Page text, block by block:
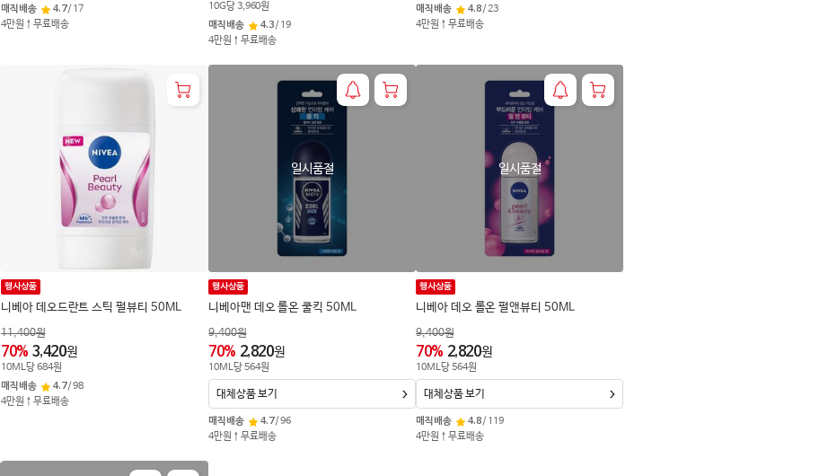
매직배송
4.7/ 17
4만원↑무료배송
10G당3,960원
매직배송
4.3/ 19
4만원↑무료배송
매직배송
4.8/23
4만원↑무료배송
니베아 데오드란트 스틱 펄뷰티 50ML
행사상품
11,400원
70% 3,420원
10ML당684원
매직배송
4.7/98
4만원↑무료배송
니베아맨 데오 롤온 쿨킥 50ML
일시품절
행사상품
9,400원
70% 2,820원
10ML당564원
매직배송 4.7/96
4만원↑무료배송
대체상품 보기
니베아 데오 롤온 펄앤뷰티 50ML
일시품절
행사상품
9,400원
70% 2,820원
10ML당564원
매직배송 4.8/ 119
4만원↑무료배송
대체상품 보기